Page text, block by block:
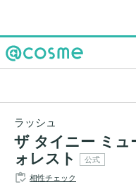
ラッシュ
ザ タイニー ミュ
ォレスト
公式
相性チェック